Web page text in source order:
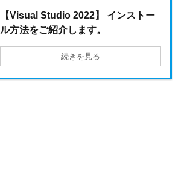
【Visual Studio 2022】 インストー
ル方法をご紹介します。
続きを見る